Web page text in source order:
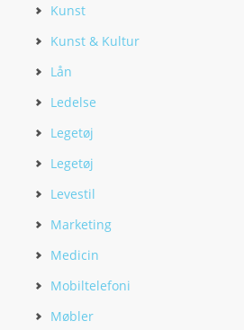
Kunst
Kunst & Kultur
Lån
Ledelse
Legetøj
Legetøj
Levestil
Marketing
Medicin
Mobiltelefoni
Møbler